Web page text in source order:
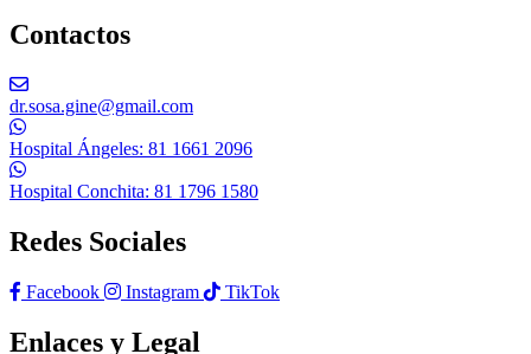
Contactos
dr.sosa.gine@gmail.com
Hospital Ángeles: 81 1661 2096
Hospital Conchita: 81 1796 1580
Redes Sociales
Facebook Instagram TikTok
Enlaces y Legal